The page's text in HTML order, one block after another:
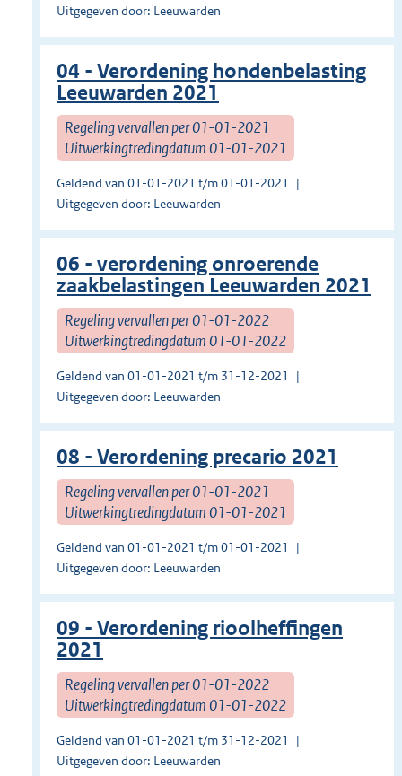
Uitgegeven door: Leeuwarden
04 - Verordening hondenbelasting
Leeuwarden 2021
Regeling vervallen per 01-01-2021
Uitwerkingtredingdatum 01-01-2021
Geldend van 01-01-2021 t/m 01-01-2021
Uitgegeven door: Leeuwarden
06 - verordening onroerende
zaakbelastingen Leeuwarden 2021
Regeling vervallen per 01-01-2022
Uitwerkingtredingdatum 01-01-2022
Geldend van 01-01-2021 t/m 31-12-2021
Uitgegeven door: Leeuwarden
08 - Verordening precario 2021
Regeling vervallen per 01-01-2021
Uitwerkingtredingdatum 01-01-2021
Geldend van 01-01-2021 t/m 01-01-2021
Uitgegeven door: Leeuwarden
09 - Verordening rioolheffingen
2021
Regeling vervallen per 01-01-2022
Uitwerkingtredingdatum 01-01-2022
Geldend van 01-01-2021 t/m 31-12-2021
Uitgegeven door: Leeuwarden